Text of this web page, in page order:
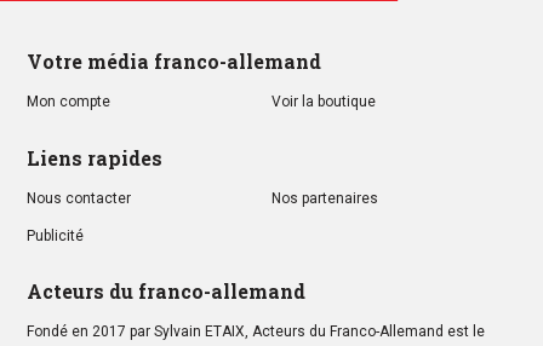
Votre média franco-allemand
Mon compte Voir la boutique
Liens rapides
Nous contacter Nos partenaires
Publicité
Acteurs du franco-allemand
Fondé en 2017 par Sylvain ETAIX, Acteurs du Franco-Allemand est le